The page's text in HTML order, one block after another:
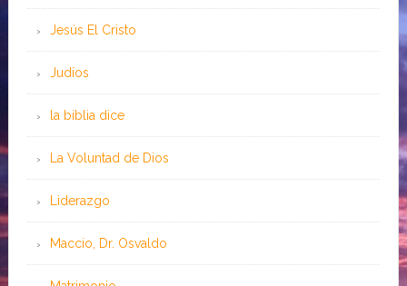
Jesús El Cristo
Judíos
la biblia dice
La Voluntad de Dios
Liderazgo
Maccio, Dr. Osvaldo